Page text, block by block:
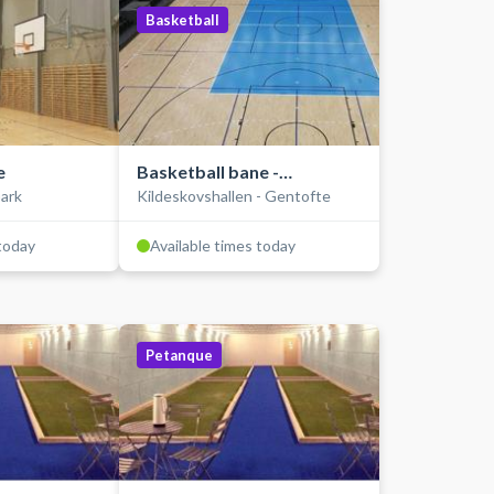
Basketball
Basketball bane -
Opvisningsbanen
Kildeskovshallen - Gentofte
Available times today
Petanque